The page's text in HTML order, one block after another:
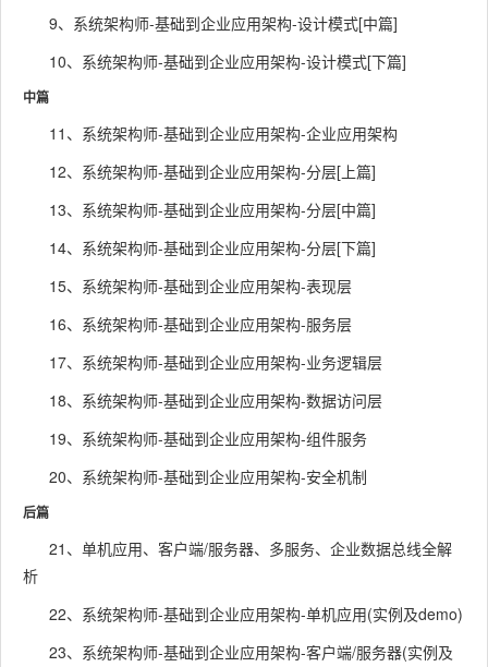
9、系统架构师-基础到企业应用架构-设计模式[中篇]
10、系统架构师-基础到企业应用架构-设计模式[下篇]
中篇
11、系统架构师-基础到企业应用架构-企业应用架构
12、系统架构师-基础到企业应用架构-分层[上篇]
13、系统架构师-基础到企业应用架构-分层[中篇]
14、系统架构师-基础到企业应用架构-分层[下篇]
15、系统架构师-基础到企业应用架构-表现层
16、系统架构师-基础到企业应用架构-服务层
17、系统架构师-基础到企业应用架构-业务逻辑层
18、系统架构师-基础到企业应用架构-数据访问层
19、系统架构师-基础到企业应用架构-组件服务
20、系统架构师-基础到企业应用架构-安全机制
后篇
21、单机应用、客户端/服务器、多服务、企业数据总线全解
析
22、系统架构师-基础到企业应用架构-单机应用(实例及demo)
23、系统架构师-基础到企业应用架构-客户端/服务器(实例及